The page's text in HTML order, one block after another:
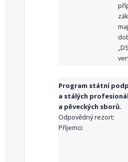
Program státní
a stálých
a pěveckých sborů.
Odpovědný rezort:
Příjemci: